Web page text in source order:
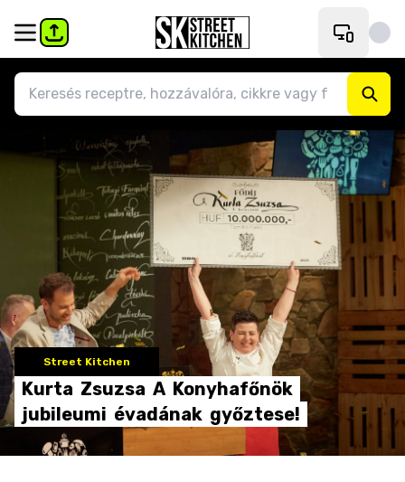
Street Kitchen
Kurta Zsuzsa A Konyhafőnök
jubileumi évadának győztese!